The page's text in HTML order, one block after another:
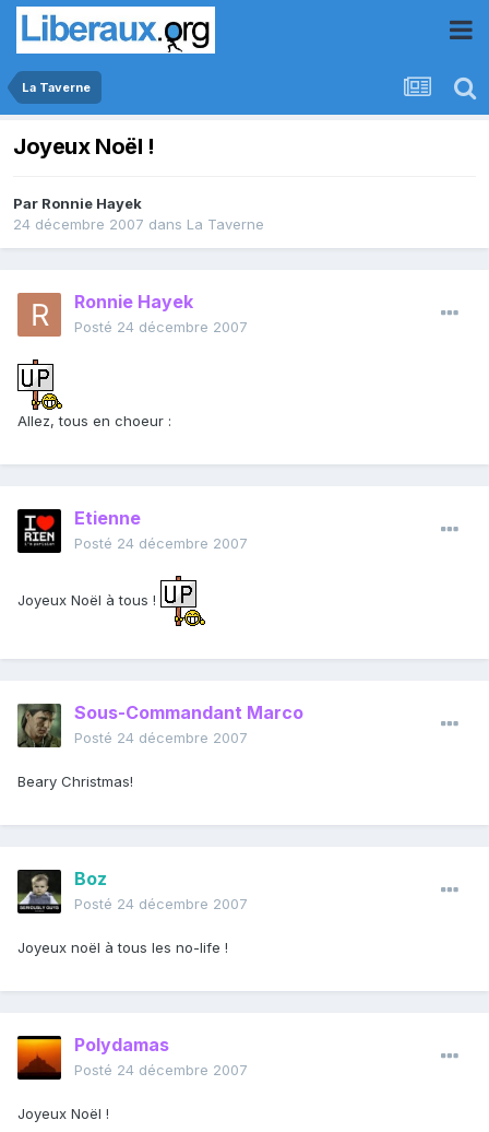
La Taverne
Joyeux Noël !
Par Ronnie Hayek
24 décembre 2007 dans La Taverne
Ronnie Hayek
Posté 24 décembre 2007
Allez, tous en choeur :
Etienne
Posté 24 décembre 2007
Joyeux Noël à tous !
Sous-Commandant Marco
Posté 24 décembre 2007
Beary Christmas!
Boz
Posté 24 décembre 2007
Joyeux noël à tous les no-life !
Polydamas
Posté 24 décembre 2007
Joyeux Noël !